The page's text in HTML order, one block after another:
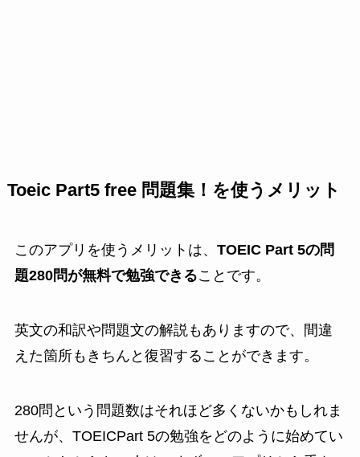
Toeic Part5 free 問題集！を使うメリット
このアプリを使うメリットは、 TOEIC Part 5の問
題280問が無料で勉強できることです。
英文の和訳や問題文の解説もありますので、間違
えた箇所もきちんと復習することができます。
280問という問題数はそれほど多くないかもしれま
せんが、TOEICPart 5の勉強をどのように始めてい